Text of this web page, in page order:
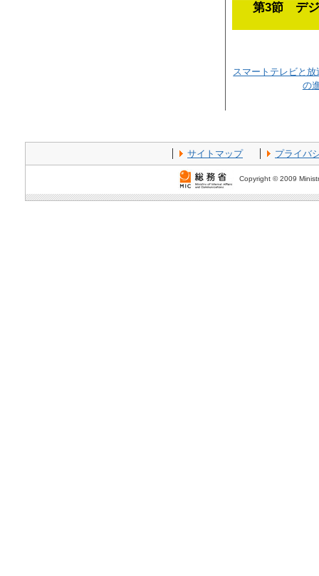
第3節 デジ
スマートテレビと
の
サイトマップ プライバ
Copyright © 2009